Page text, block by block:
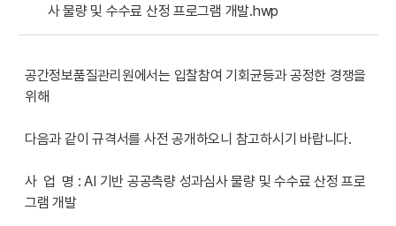
사 물량 및 수수료 산정 프로그램 개발.hwp
공간정보품질관리원에서는 입찰참여 기회균등과 공정한 경쟁을
위해
다음과 같이 규격서를 사전 공개하오니 참고하시기 바랍니다.
사 업 명 :AI 기반 공공측량 성과심사 물량 및 수수료 산정 프로
그램 개발